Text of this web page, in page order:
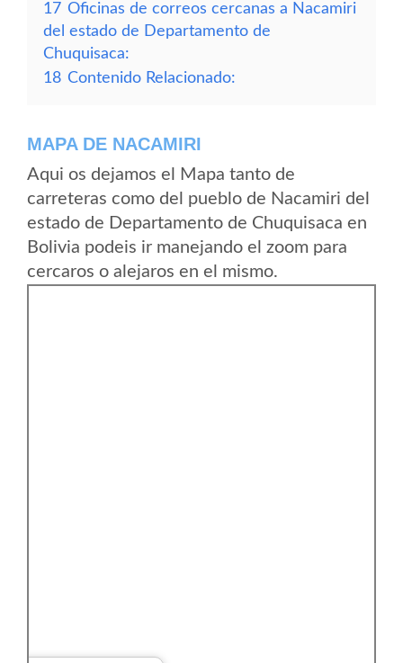
17 Oficinas de correos cercanas a Nacamiri
del estado de Departamento de
Chuquisaca:
18 Contenido Relacionado:
MAPA DE NACAMIRI
Aqui os dejamos el Mapa tanto de
carreteras como del pueblo de Nacamiri del
estado de Departamento de Chuquisaca en
Bolivia podeis ir manejando el zoom para
cercaros o alejaros en el mismo.